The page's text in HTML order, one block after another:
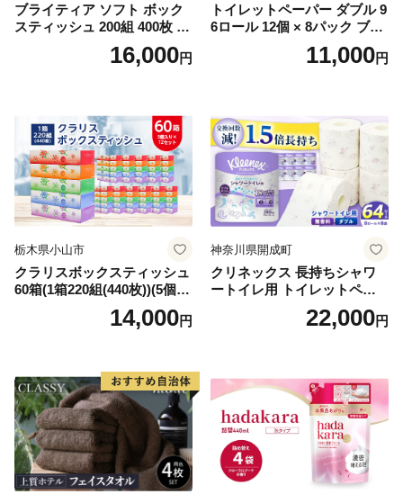
ブライティア ソフト ボック
スティッシュ 200組 400枚 60
箱 日本製 まとめ買い ティッ
シュ リサイクル 長持 防災 常
倶知安町 日用品
16,000円
トイレットペーパー ダブル 9
6ロール 12個 × 8パック ブラ
ンカ 再生紙 100％ 芯あり 日
用品 消耗品 無香料 生活用品
11,000円
栃木県小山市
クラリスボックスティッシュ
60箱(1箱220組(440枚))(5個入
り×12セット)【1256759】
14,000円
神奈川県開成町
クリネックス 長持ちシャワ
ートイレ用 トイレットペー
パー（ダブル）64ロール(8ロ
ール×8パック) 開成町 トイレ
蓄 防災 エコ 消耗品 生活雑貨
生活用品 無香料 トイレット
ペーパー ダブル といれっと
ぺーぱー トイレ クレシア ト
イレットペーパー [BDBH002
-1]
22,000円